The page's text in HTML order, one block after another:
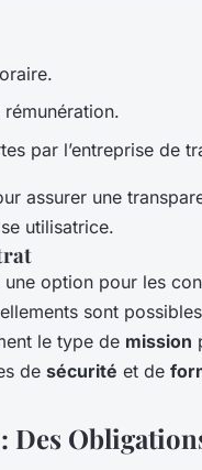
par l’entreprise de
assurer une
utilisatrice.
une option pour les
sont
le type de mission
de sécurité et de
Des